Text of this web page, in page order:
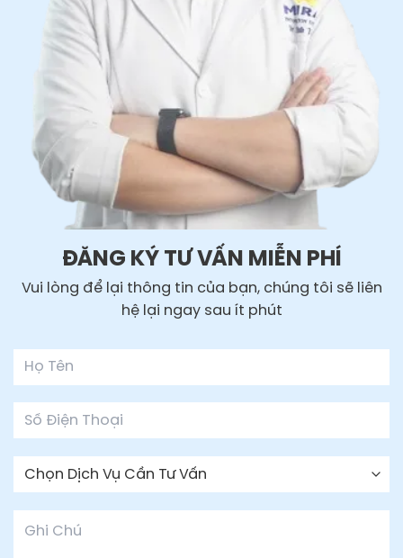
ĐĂNG KÝ TƯ VẤN MIỄN PHÍ
Vui lòng để lại thông tin của bạn, chúng tôi sẽ liên
hệ lại ngay sau ít phút